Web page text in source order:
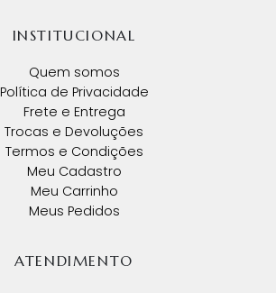
INSTITUCIONAL
Quem somos
Política de Privacidade
Frete e Entrega
Trocas e Devoluções
Termos e Condições
Meu Cadastro
Meu Carrinho
Meus Pedidos
ATENDIMENTO